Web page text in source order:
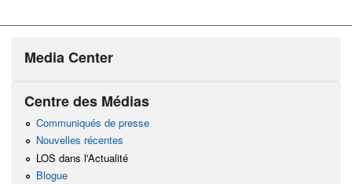
Media Center
Centre des Médias
Communiqués de presse
Nouvelles récentes
LOS dans l'Actualité
Blogue